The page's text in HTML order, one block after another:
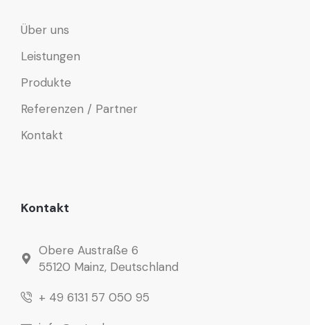
Über uns
Leistungen
Produkte
Referenzen / Partner
Kontakt
Kontakt
Obere Austraße 6
55120 Mainz, Deutschland
+ 49 6131 57 050 95